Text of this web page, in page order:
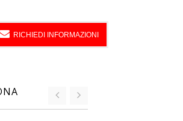
RICHIEDI INFORMAZIONI